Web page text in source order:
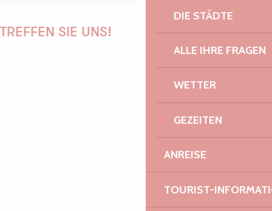
DIE STÄDTE
ALLE IHRE FRAGEN
WETTER
GEZEITEN
ANREISE
TOURIST-
TREFFEN SIE UNS!
PAULINE
AUDREY